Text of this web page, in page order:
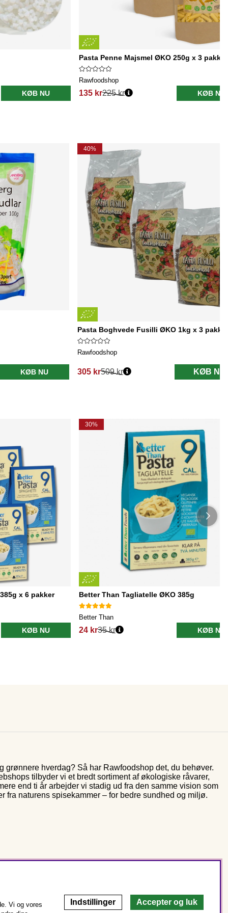
KØB NU
Pasta Penne Majsmel ØKO 250g x 3 pakker
Rawfoodshop
135 kr225 kr KØB NU
KØB NU
40%
Pasta Boghvede Fusilli ØKO 1kg x 3 pakker
Rawfoodshop
305 kr
Normalpris:
509 kr KØB NU
x 6 pakker
KØB NU
30%
Better Than Tagliatelle ØKO 385g
Better Than
24 kr35 kr KØB NU
grønnere hverdag? Så har Rawfoodshop det, du behøver.
tilbyder vi et bredt sortiment af økologiske råvarer,
end ti år arbejder vi stadig ud fra den samme vision som
fra naturens spisekammer – for bedre sundhed og miljø.
Vi og vores
Indstillinger Accepter og luk